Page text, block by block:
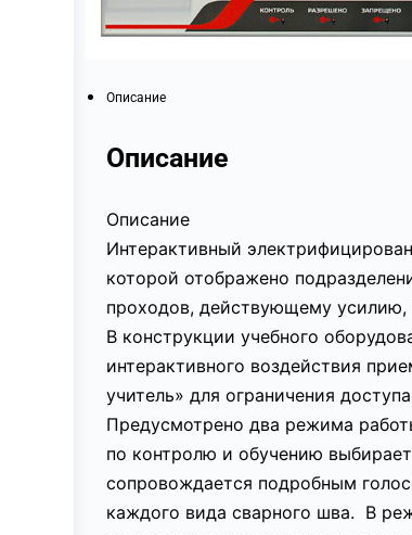
Описание
Описание
Описание
Интерактивный
которой отображено
проходов, действующему усилию,
В конструкции учебного
интерактивного воздействия
учитель» для ограничения
Предусмотрено два режима
по контролю и обучению
сопровождается подробным
каждого вида сварного шва. В